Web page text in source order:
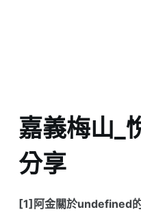
嘉義梅山_
分享
[1]阿金關於undefined